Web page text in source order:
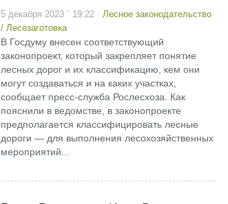
5 декабря 2023 ` 19:22 Лесное законодательство
/ Лесозаготовка
В Госдуму внесен соответствующий
законопроект, который закрепляет понятие
лесных дорог и их классификацию, кем они
могут создаваться и на каких участках,
сообщает пресс-служба Рослесхоза. Как
пояснили в ведомстве, в законопроекте
предполагается классифицировать лесные
дороги — для выполнения лесохозяйственных
мероприятий...